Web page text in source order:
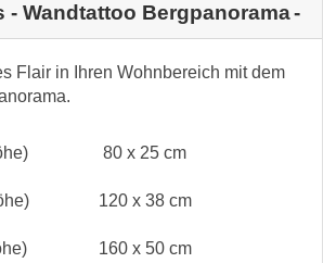
- Wandtattoo Bergpanorama
Flair in Ihren Wohnbereich mit dem
80 x 25 cm
120 x 38 cm
160 x 50 cm